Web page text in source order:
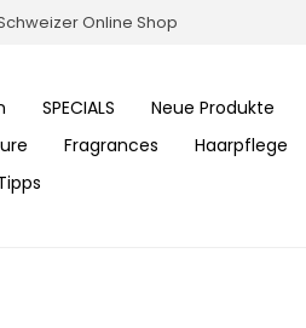
Online Shop
SPECIALS Neue Produkte
Fragrances Haarpflege